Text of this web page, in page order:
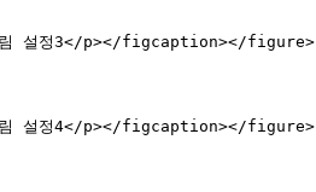
설정3</p></figcaption></figure>
설정4</p></figcaption></figure>